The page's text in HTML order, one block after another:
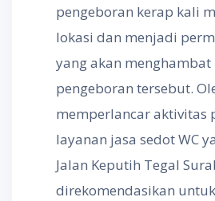
pengeboran kerap kali
lokasi dan menjadi
yang akan menghambat
pengeboran tersebut.
memperlancar aktivitas
layanan jasa sedot WC
Jalan Keputih Tegal
direkomendasikan